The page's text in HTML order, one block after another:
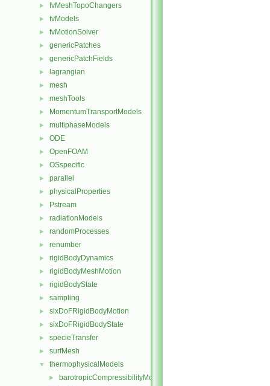
► fvMeshTopoChangers
► fvModels
► fvMotionSolver
► genericPatches
► genericPatchFields
► lagrangian
► mesh
► meshTools
► MomentumTransportModels
► multiphaseModels
► ODE
► OpenFOAM
► OSspecific
► parallel
► physicalProperties
► Pstream
► radiationModels
► randomProcesses
► renumber
► rigidBodyDynamics
► rigidBodyMeshMotion
► rigidBodyState
► sampling
► sixDoFRigidBodyMotion
► sixDoFRigidBodyState
► specieTransfer
► surfMesh
▼ thermophysicalModels
► barotropicCompressibilityModel